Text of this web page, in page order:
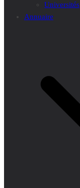
Universités
Annuaire